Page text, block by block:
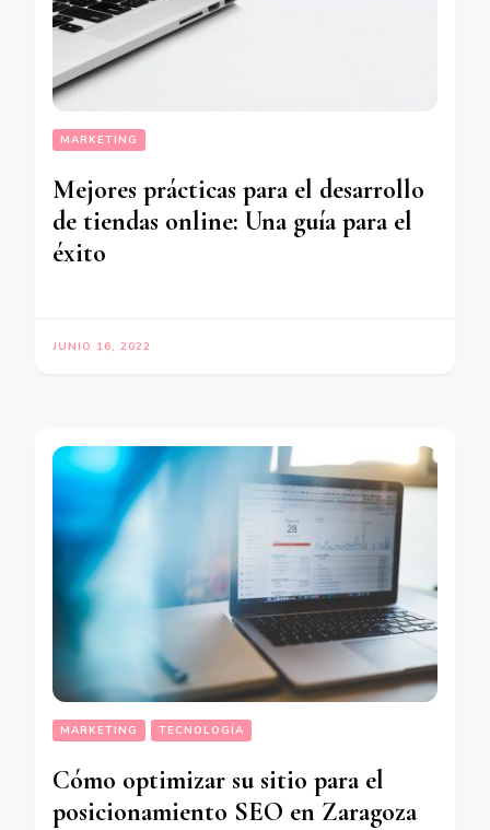
MARKETING
Mejores prácticas para el desarrollo
de tiendas online: Una guía para el
éxito
JUNIO 16, 2022
MARKETING TECNOLOGÍA
Cómo optimizar su sitio para el
posicionamiento SEO en Zaragoza